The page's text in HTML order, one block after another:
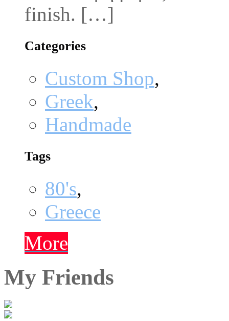
finish. […]
Categories
Custom Shop,
Greek,
Handmade
Tags
80's,
Greece
More
My Friends